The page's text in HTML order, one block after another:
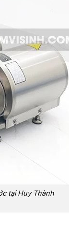
tại Huy Thành